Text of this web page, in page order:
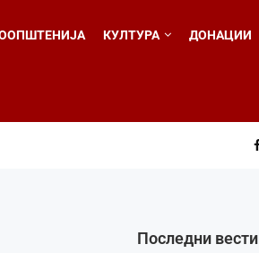
КУЛТУРА ДОНАЦИИ
Последни вести